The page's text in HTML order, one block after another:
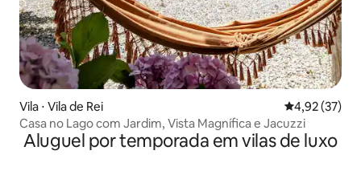
Vila ⋅ Vila de Rei 4,92 de uma
4,92 (37)
Casa no Lago com Jardim, Vista Magnífica e Jacuzzi
Aluguel por temporada em vilas de luxo